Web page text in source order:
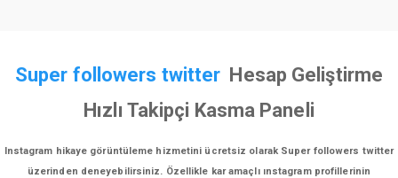
Super followers twitter Hesap Geliştirme
Hızlı Takipçi Kasma Paneli
Instagram hikaye görüntüleme hizmetini ücretsiz olarak Super followers twitter
üzerinden deneyebilirsiniz. Özellikle kar amaçlı ınstagram profillerinin